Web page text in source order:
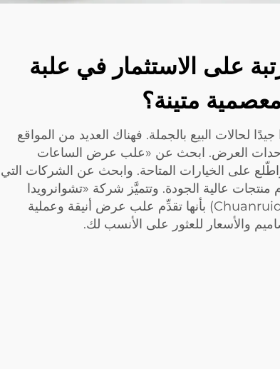
على الاستثمار في علبة
متينة؟
جيدًا لحالات البيع بالجملة. فهناك العديد من المواقع
العرض. ابحث عن «علب عرض الساعات
واطّلع على الخيارات المتاحة. وابحث عن الشركات التي
عالية الجودة. وتتميَّز شركة «تشوانرويدا
باكيجينغ» (Chuanruida Packaging) بأنها تقدِّم علب عرض أنيقة وعملية
والأسعار للعثور على الأنسب لك.